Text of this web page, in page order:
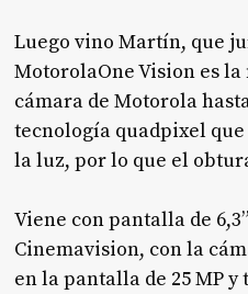
Luego vino Martín, que
MotorolaOne Vision es
cámara de Motorola
tecnología quadpixel
la luz, por lo que el
Viene con pantalla de
Cinemavision, con la
en la pantalla de 25 MP